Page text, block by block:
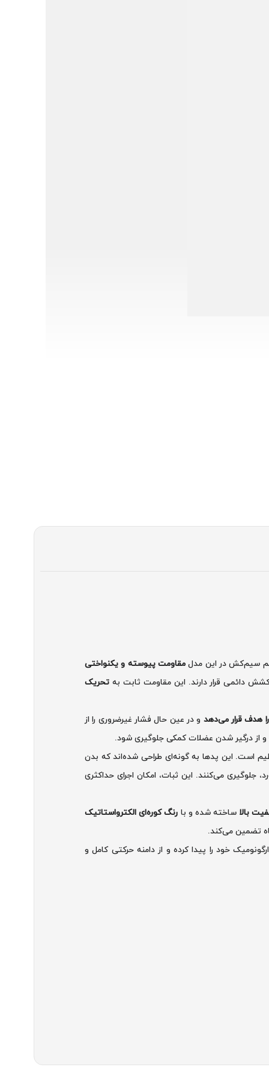
مقاومت پیوسته و یکنواختی
دائمی قرار دارند. این مقاومت ثابت به تحریک
هدف قرار می‌دهد و در عین حال فشار غیرضروری را از
و از درگیر شدن عضلات کمکی جلوگیری شود.
است. این پدها به گونه‌ای طراحی شده‌اند که بدن
جلوگیری می‌کنند. این ثبات، امکان اجرای حداکثری
بالا ساخته شده و با رنگ کوره‌ای الکترواستاتیک
تضمین می‌کند.
خود را پیدا کرده و از دامنه حرکتی کامل و